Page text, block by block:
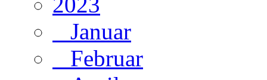
Januar
Februar